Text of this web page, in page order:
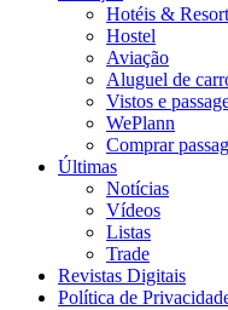
Hotéis &
Hostel
Aviação
Aluguel de
Vistos e
WePlann
Comprar
Últimas
Notícias
Vídeos
Listas
Trade
Revistas Digitais
Política de